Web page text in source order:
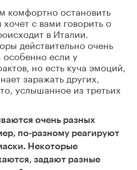
комфортно остановить
с вами говорить о
в Италии.
действительно очень
особенно если у
но есть куча эмоций,
заражать других,
услышанное из третьих
очень разных
по-разному реагируют
Некоторые
задают разные